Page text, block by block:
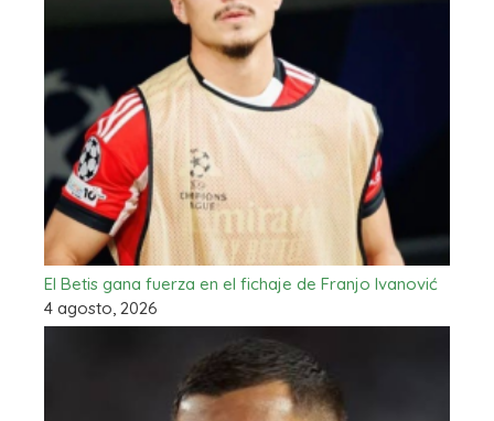
El Betis gana fuerza en el fichaje de Franjo Ivanović
4 agosto, 2026